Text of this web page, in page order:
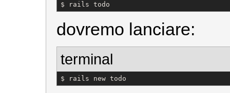
$ rails todo
dovremo lanciare:
terminal
$ rails new todo